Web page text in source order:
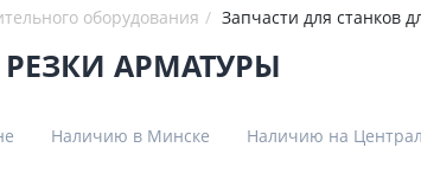
оборудования Запчасти для станков
АРМАТУРЫ
Наличию в Минске Наличию на